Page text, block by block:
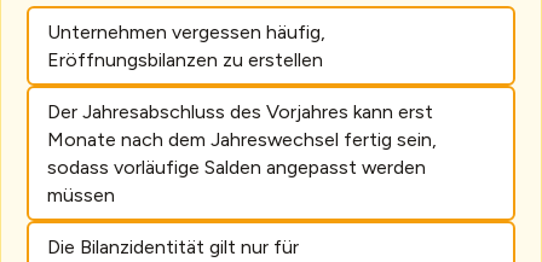
Unternehmen vergessen häufig,
Eröffnungsbilanzen zu erstellen
Der Jahresabschluss des Vorjahres kann erst
Monate nach dem Jahreswechsel fertig sein,
sodass vorläufige Salden angepasst werden
müssen
Die Bilanzidentität gilt nur für